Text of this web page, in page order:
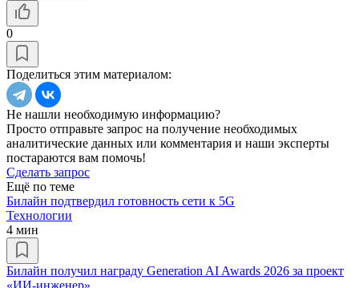
0
Поделиться этим материалом:
Не нашли необходимую информацию?
Просто отправьте запрос на получение необходимых
аналитические данных или комментария и наши эксперты
постараются вам помочь!
Сделать запрос
Ещё по теме
Билайн подтвердил готовность сети к 5G
Технологии
4 мин
Билайн получил награду Generation AI Awards 2026 за проект
«ИИ-инженер»